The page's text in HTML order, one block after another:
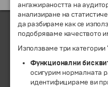
ангажираността на
анализиране на
да разбираме как се
подобряваме качеството
Използваме три категории
Функционални
осигурим нормалната
идентифицираме ви